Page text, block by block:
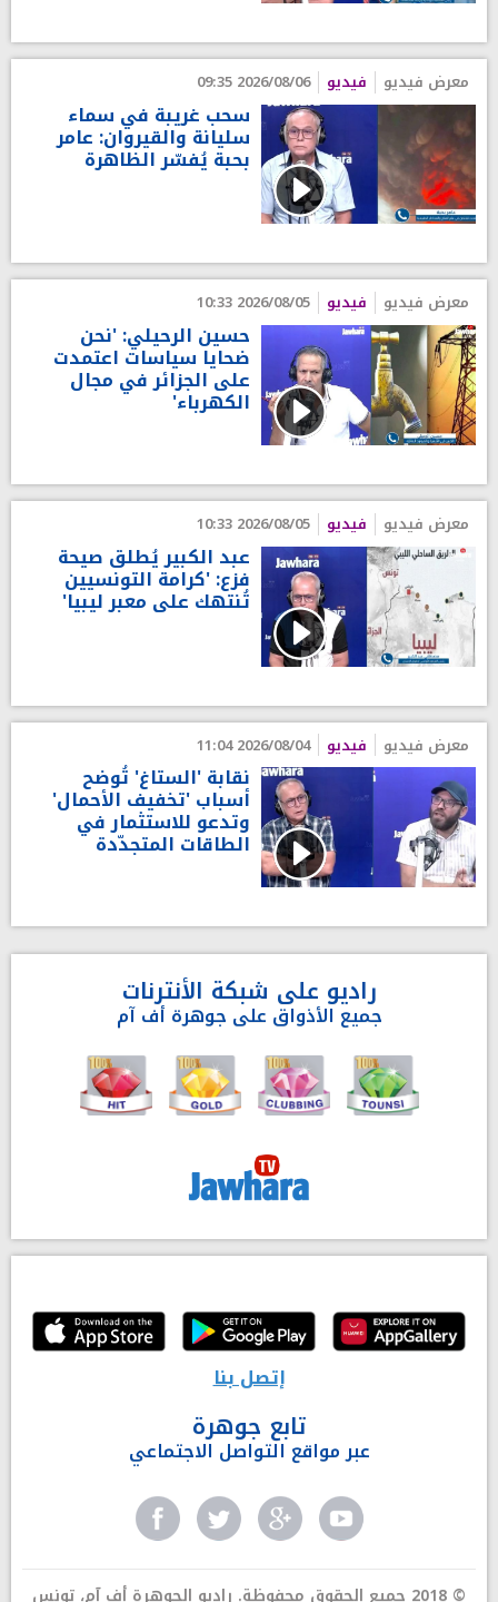
معرض فيديو فيديو 2026/08/06 09:35
سحب غريبة في سماء
سليانة والقيروان: عامر
بحبة يُفسّر الظاهرة
معرض فيديو فيديو 2026/08/05 10:33
حسين الرحيلي: 'نحن
ضحايا سياسات اعتمدت
على الجزائر في مجال
الكهرباء'
معرض فيديو فيديو 2026/08/05 10:33
عبد الكبير يُطلق صيحة
فزع: 'كرامة التونسيين
تُنتهك على معبر ليبيا'
معرض فيديو فيديو 2026/08/04 11:04
نقابة 'الستاغ' تُوضح
أسباب 'تخفيف الأحمال'
وتدعو للاستثمار في
الطاقات المتجدّدة
راديو على شبكة الأنترنات
جميع الأذواق على جوهرة أف آم
إتصل بنا
تابع جوهرة
عبر مواقع التواصل الاجتماعي
© 2018 جميع الحقوق محفوظة. راديو الجوهرة أف آم، تونس